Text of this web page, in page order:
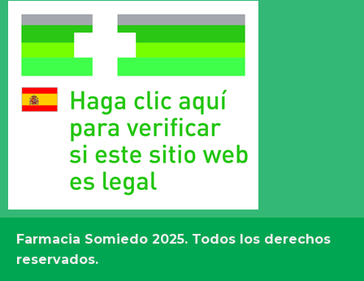
Farmacia Somiedo 2025. Todos los derechos
reservados.